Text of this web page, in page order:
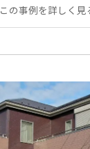
この事例を詳しく見